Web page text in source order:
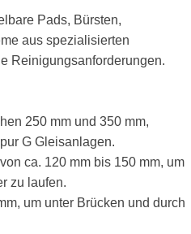
Pads, Bürsten,
aus spezialisierten
Reinigungsanforderungen.
250 mm und 350 mm,
G Gleisanlagen.
ca. 120 mm bis 150 mm, um
zu laufen.
um unter Brücken und durch